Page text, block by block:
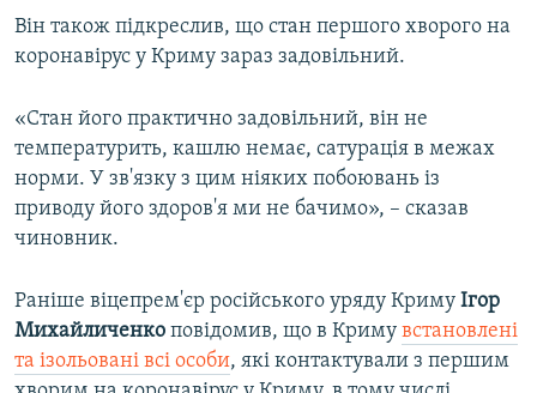
Він також підкреслив, що стан першого хворого на
коронавірус у Криму зараз задовільний.
«Стан його практично задовільний, він не
температурить, кашлю немає, сатурація в межах
норми. У зв'язку з цим ніяких побоювань із
приводу його здоров'я ми не бачимо», – сказав
чиновник.
Раніше віцепрем'єр російського уряду Криму Ігор
Михайличенко повідомив, що в Криму встановлені
та ізольовані всі особи, які контактували з першим